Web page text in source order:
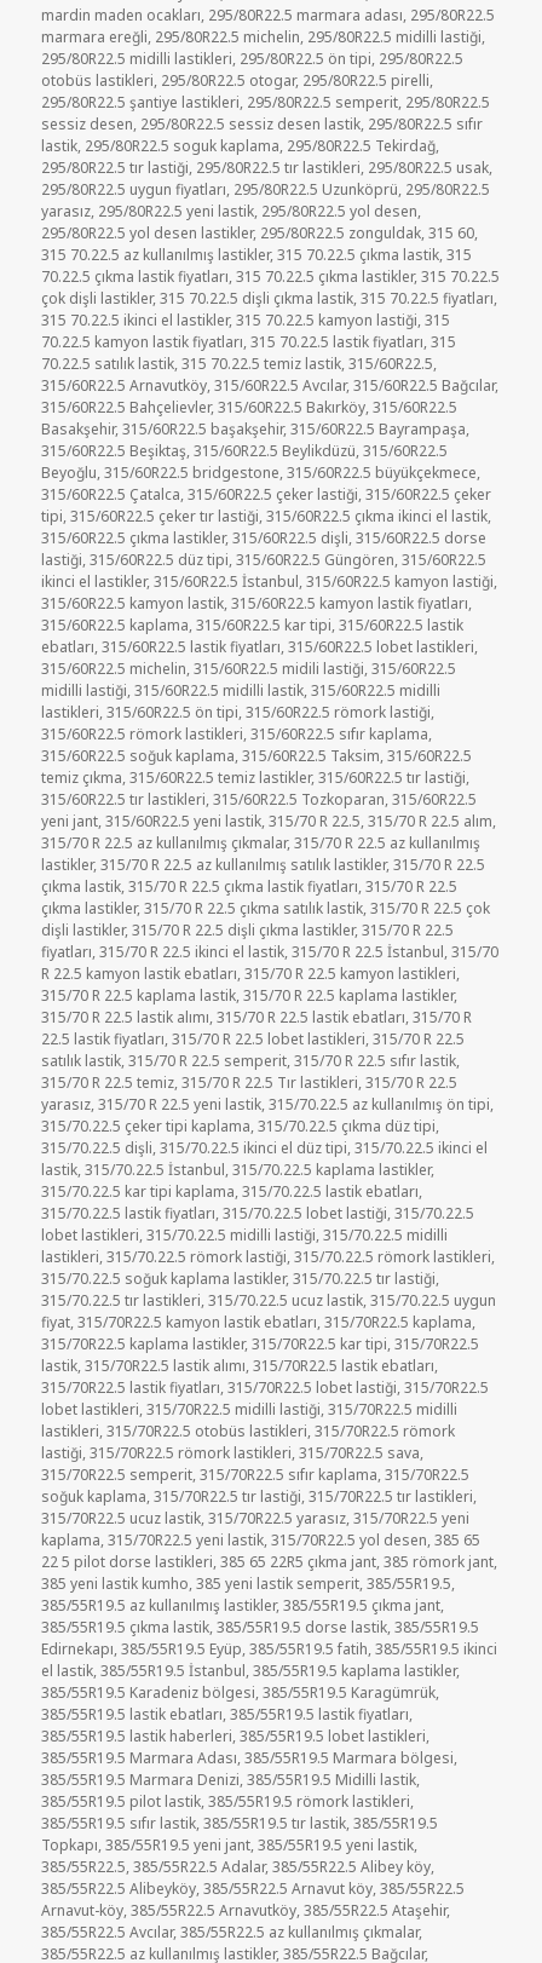
mardin maden ocakları, 295/80R22.5 marmara adası, 295/80R22.5
marmara ereğli, 295/80R22.5 michelin, 295/80R22.5 midilli lastiği,
295/80R22.5 midilli lastikleri, 295/80R22.5 ön tipi, 295/80R22.5
otobüs lastikleri, 295/80R22.5 otogar, 295/80R22.5 pirelli,
295/80R22.5 şantiye lastikleri, 295/80R22.5 semperit, 295/80R22.5
sessiz desen, 295/80R22.5 sessiz desen lastik, 295/80R22.5 sıfır
lastik, 295/80R22.5 soguk kaplama, 295/80R22.5 Tekirdağ,
295/80R22.5 tır lastiği, 295/80R22.5 tır lastikleri, 295/80R22.5 usak,
295/80R22.5 uygun fiyatları, 295/80R22.5 Uzunköprü, 295/80R22.5
yarasız, 295/80R22.5 yeni lastik, 295/80R22.5 yol desen,
295/80R22.5 yol desen lastikler, 295/80R22.5 zonguldak,315 60,
315 70.22.5 az kullanılmış lastikler,315 70.22.5 çıkma lastik,315
70.22.5 çıkma lastik fiyatları,315 70.22.5 çıkma lastikler,315 70.22.5
çok dişli lastikler,315 70.22.5 dişli çıkma lastik,315 70.22.5 fiyatları,
315 70.22.5 ikinci el lastikler,315 70.22.5 kamyon lastiği,315
70.22.5 kamyon lastik fiyatları,315 70.22.5 lastik fiyatları,315
70.22.5 satılık lastik,315 70.22.5 temiz lastik,315/60R22.5,
315/60R22.5 Arnavutköy,315/60R22.5 Avcılar,315/60R22.5 Bağcılar,
315/60R22.5 Bahçelievler,315/60R22.5 Bakırköy,315/60R22.5
Basakşehir,315/60R22.5 başakşehir,315/60R22.5 Bayrampaşa,
315/60R22.5 Beşiktaş,315/60R22.5 Beylikdüzü,315/60R22.5
Beyoğlu,315/60R22.5 bridgestone,315/60R22.5 büyükçekmece,
315/60R22.5 Çatalca,315/60R22.5 çeker lastiği,315/60R22.5 çeker
tipi,315/60R22.5 çeker tır lastiği,315/60R22.5 çıkma ikinci el lastik,
315/60R22.5 çıkma lastikler,315/60R22.5 dişli,315/60R22.5 dorse
lastiği,315/60R22.5 düz tipi,315/60R22.5 Güngören,315/60R22.5
ikinci el lastikler,315/60R22.5 İstanbul,315/60R22.5 kamyon lastiği,
315/60R22.5 kamyon lastik,315/60R22.5 kamyon lastik fiyatları,
315/60R22.5 kaplama,315/60R22.5 kar tipi,315/60R22.5 lastik
ebatları,315/60R22.5 lastik fiyatları,315/60R22.5 lobet lastikleri,
315/60R22.5 michelin,315/60R22.5 midili lastiği,315/60R22.5
midilli lastiği,315/60R22.5 midilli lastik,315/60R22.5 midilli
lastikleri,315/60R22.5 ön tipi,315/60R22.5 römork lastiği,
315/60R22.5 römork lastikleri,315/60R22.5 sıfır kaplama,
315/60R22.5 soğuk kaplama,315/60R22.5 Taksim,315/60R22.5
temiz çıkma,315/60R22.5 temiz lastikler,315/60R22.5 tır lastiği,
315/60R22.5 tır lastikleri,315/60R22.5 Tozkoparan,315/60R22.5
yeni jant,315/60R22.5 yeni lastik,315/70 R 22.5,315/70 R 22.5 alım,
315/70 R 22.5 az kullanılmış çıkmalar,315/70 R 22.5 az kullanılmış
lastikler,315/70 R 22.5 az kullanılmış satılık lastikler,315/70 R 22.5
çıkma lastik,315/70 R 22.5 çıkma lastik fiyatları,315/70 R 22.5
çıkma lastikler,315/70 R 22.5 çıkma satılık lastik,315/70 R 22.5 çok
dişli lastikler,315/70 R 22.5 dişli çıkma lastikler,315/70 R 22.5
fiyatları,315/70 R 22.5 ikinci el lastik,315/70 R 22.5 İstanbul,315/70
R 22.5 kamyon lastik ebatları,315/70 R 22.5 kamyon lastikleri,
315/70 R 22.5 kaplama lastik,315/70 R 22.5 kaplama lastikler,
315/70 R 22.5 lastik alımı,315/70 R 22.5 lastik ebatları,315/70 R
22.5 lastik fiyatları,315/70 R 22.5 lobet lastikleri,315/70 R 22.5
satılık lastik,315/70 R 22.5 semperit,315/70 R 22.5 sıfır lastik,
315/70 R 22.5 temiz,315/70 R 22.5 Tır lastikleri,315/70 R 22.5
yarasız,315/70 R 22.5 yeni lastik,315/70.22.5 az kullanılmış ön tipi,
315/70.22.5 çeker tipi kaplama,315/70.22.5 çıkma düz tipi,
315/70.22.5 dişli,315/70.22.5 ikinci el düz tipi,315/70.22.5 ikinci el
lastik,315/70.22.5 İstanbul,315/70.22.5 kaplama lastikler,
315/70.22.5 kar tipi kaplama,315/70.22.5 lastik ebatları,
315/70.22.5 lastik fiyatları,315/70.22.5 lobet lastiği,315/70.22.5
lobet lastikleri,315/70.22.5 midilli lastiği,315/70.22.5 midilli
lastikleri,315/70.22.5 römork lastiği,315/70.22.5 römork lastikleri,
315/70.22.5 soğuk kaplama lastikler,315/70.22.5 tır lastiği,
315/70.22.5 tır lastikleri,315/70.22.5 ucuz lastik,315/70.22.5 uygun
fiyat,315/70R22.5 kamyon lastik ebatları,315/70R22.5 kaplama,
315/70R22.5 kaplama lastikler,315/70R22.5 kar tipi,315/70R22.5
lastik,315/70R22.5 lastik alımı,315/70R22.5 lastik ebatları,
315/70R22.5 lastik fiyatları,315/70R22.5 lobet lastiği,315/70R22.5
lobet lastikleri,315/70R22.5 midilli lastiği,315/70R22.5 midilli
lastikleri,315/70R22.5 otobüs lastikleri,315/70R22.5 römork
lastiği,315/70R22.5 römork lastikleri,315/70R22.5 sava,
315/70R22.5 semperit,315/70R22.5 sıfır kaplama,315/70R22.5
soğuk kaplama,315/70R22.5 tır lastiği,315/70R22.5 tır lastikleri,
315/70R22.5 ucuz lastik,315/70R22.5 yarasız,315/70R22.5 yeni
kaplama,315/70R22.5 yeni lastik,315/70R22.5 yol desen,385 65
22 5 pilot dorse lastikleri,385 65 22R5 çıkma jant,385 römork jant,
385 yeni lastik kumho,385 yeni lastik semperit,385/55R19.5,
385/55R19.5 az kullanılmış lastikler,385/55R19.5 çıkma jant,
385/55R19.5 çıkma lastik,385/55R19.5 dorse lastik,385/55R19.5
Edirnekapı,385/55R19.5 Eyüp,385/55R19.5 fatih,385/55R19.5 ikinci
el lastik,385/55R19.5 İstanbul,385/55R19.5 kaplama lastikler,
385/55R19.5 Karadeniz bölgesi,385/55R19.5 Karagümrük,
385/55R19.5 lastik ebatları,385/55R19.5 lastik fiyatları,
385/55R19.5 lastik haberleri,385/55R19.5 lobet lastikleri,
385/55R19.5 Marmara Adası,385/55R19.5 Marmara bölgesi,
385/55R19.5 Marmara Denizi,385/55R19.5 Midilli lastik,
385/55R19.5 pilot lastik,385/55R19.5 römork lastikleri,
385/55R19.5 sıfır lastik,385/55R19.5 tır lastik,385/55R19.5
Topkapı,385/55R19.5 yeni jant,385/55R19.5 yeni lastik,
385/55R22.5,385/55R22.5 Adalar,385/55R22.5 Alibey köy,
385/55R22.5 Alibeyköy,385/55R22.5 Arnavut köy,385/55R22.5
Arnavut-köy,385/55R22.5 Arnavutköy,385/55R22.5 Ataşehir,
385/55R22.5 Avcılar,385/55R22.5 az kullanılmış çıkmalar,
385/55R22.5 az kullanılmış lastikler,385/55R22.5 Bağcılar,